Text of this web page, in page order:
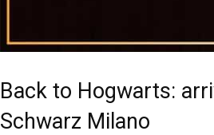
Back to Hogwarts:
Schwarz Milano